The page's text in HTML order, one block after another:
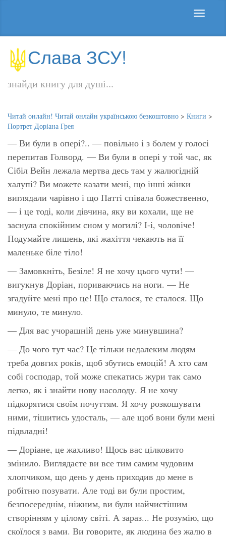
Слава ЗСУ!
знайди книгу для душі...
Читай онлайн! Читай онлайн українською безкоштовно > Книги >
Портрет Доріана Грея
— Ви були в опері?.. — повільно і з болем у голосі
перепитав Голворд. — Ви були в опері у той час, як
Сібіл Вейн лежала мертва десь там у жалюгідній
халупі? Ви можете казати мені, що інші жінки
виглядали чарівно і що Патті співала божественно,
— і це тоді, коли дівчина, яку ви кохали, ще не
заснула спокійним сном у могилі? І-і, чоловіче!
Подумайте лишень, які жахіття чекають на її
маленьке біле тіло!
— Замовкніть, Безіле! Я не хочу цього чути! —
вигукнув Доріан, пориваючись на ноги. — Не
згадуйте мені про це! Що сталося, те сталося. Що
минуло, те минуло.
— Для вас учорашній день уже минувшина?
— До чого тут час? Це тільки недалеким людям
треба довгих років, щоб збутись емоцій! А хто сам
собі господар, той може спекатись жури так само
легко, як і знайти нову насолоду. Я не хочу
підкорятися своїм почуттям. Я хочу розкошувати
ними, тішитись удосталь, — але щоб вони були мені
підвладні!
— Доріане, це жахливо! Щось вас цілковито
змінило. Виглядаєте ви все тим самим чудовим
хлопчиком, що день у день приходив до мене в
робітню позувати. Але тоді ви були простим,
безпосереднім, ніжним, ви були найчистішим
створінням у цілому світі. А зараз... Не розумію, що
скоїлося з вами. Ви говорите, як людина без жалю в